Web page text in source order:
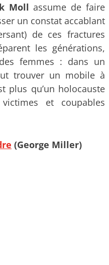
Moll assume de faire
un constat accablant
de ces fractures
les générations,
femmes : dans un
trouver un mobile à
plus qu’un holocauste
et coupables
(George Miller)